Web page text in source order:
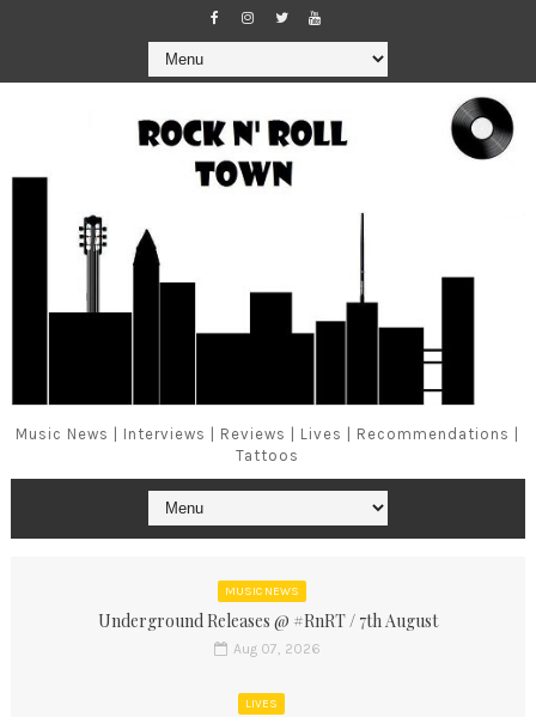
Music News | Interviews | Reviews | Lives | Recommendations |
Tattoos
MUSIC NEWS
Underground Releases @ #RnRT / 7th August
Aug 07, 2026
LIVES